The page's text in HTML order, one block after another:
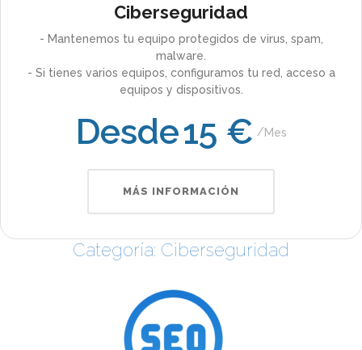
Ciberseguridad
- Mantenemos tu equipo protegidos de virus, spam,
malware.
- Si tienes varios equipos, configuramos tu red, acceso a
equipos y dispositivos.
Desde15 € Mes
MÁS INFORMACIÓN
Categoría: Ciberseguridad